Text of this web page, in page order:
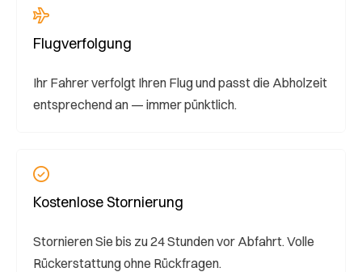
Flugverfolgung
Ihr Fahrer verfolgt Ihren Flug und passt die Abholzeit
entsprechend an — immer pünktlich.
Kostenlose Stornierung
Stornieren Sie bis zu 24 Stunden vor Abfahrt. Volle
Rückerstattung ohne Rückfragen.